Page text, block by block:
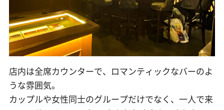
店内は全席カウンターで、ロマンティックなバーのよ
うな雰囲気。
カップルや女性同士のグループだけでなく、一人で来